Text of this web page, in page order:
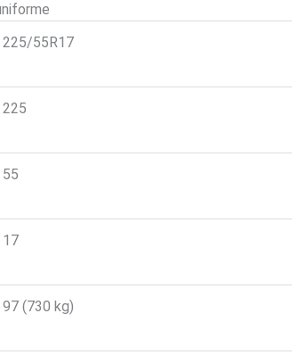
225/55R17
225
55
17
97 (730 kg)